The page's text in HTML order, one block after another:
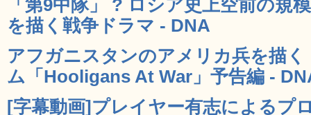
「第9中隊」 ? ロシア史上空前の規
を描く戦争ドラマ - DNA
アフガニスタンのアメリカ兵を描
ム「Hooligans At War」予告編 -
[字幕動画]プレイヤー有志によるプ